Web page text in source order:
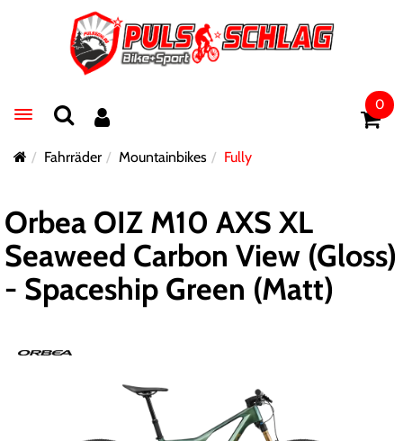
Toggle navigation
0
Fahrräder Mountainbikes Fully
Orbea OIZ M10 AXS XL
Seaweed Carbon View (Gloss)
- Spaceship Green (Matt)